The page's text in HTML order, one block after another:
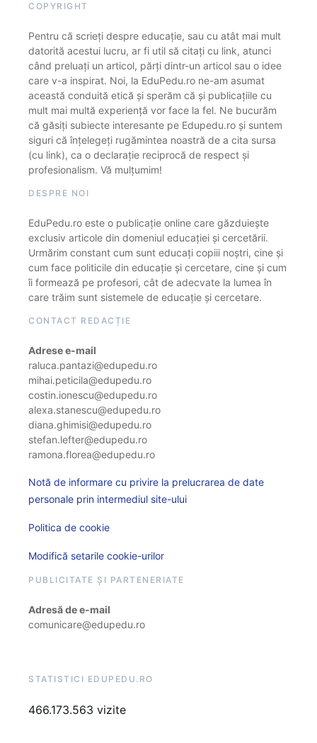
COPYRIGHT
Pentru că scrieți despre educație, sau cu atât mai mult
datorită acestui lucru, ar fi util să citați cu link, atunci
când preluați un articol, părți dintr-un articol sau o idee
care v-a inspirat. Noi, la EduPedu.ro ne-am asumat
această conduită etică și sperăm că și publicațiile cu
mult mai multă experiență vor face la fel. Ne bucurăm
că găsiți subiecte interesante pe Edupedu.ro și suntem
siguri că înțelegeți rugămintea noastră de a cita sursa
(cu link), ca o declarație reciprocă de respect și
profesionalism. Vă mulțumim!
DESPRE NOI
EduPedu.ro este o publicație online care găzduiește
exclusiv articole din domeniul educației și cercetării.
Urmărim constant cum sunt educați copiii noștri, cine și
cum face politicile din educație și cercetare, cine și cum
îi formează pe profesori, cât de adecvate la lumea în
care trăim sunt sistemele de educație și cercetare.
CONTACT REDACȚIE
Adrese e-mail
raluca.pantazi@edupedu.ro
mihai.peticila@edupedu.ro
costin.ionescu@edupedu.ro
alexa.stanescu@edupedu.ro
diana.ghimisi@edupedu.ro
stefan.lefter@edupedu.ro
ramona.florea@edupedu.ro
Notă de informare cu privire la prelucrarea de date
personale prin intermediul site-ului
Politica de cookie
Modifică setarile cookie-urilor
PUBLICITATE ȘI PARTENERIATE
Adresă de e-mail
comunicare@edupedu.ro
STATISTICI EDUPEDU.RO
466.173.563 vizite